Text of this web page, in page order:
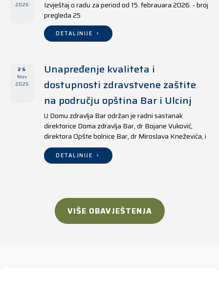
2026
Izvještaj o radu za period od 15. febrauara 2026. - broj
pregleda 25
DETALJNIJE
26
Nov
2025
Unapređenje kvaliteta i
dostupnosti zdravstvene zaštite
na području opština Bar i Ulcinj
U Domu zdravlja Bar održan je radni sastanak
direktorice Doma zdravlja Bar, dr Bojane Vuković,
direktora Opšte bolnice Bar, dr Miroslava Kneževića, i
direktora Doma zdravlja Ulcinj, Kreshnika Mustafe.
DETALJNIJE
VIŠE OBAVJEŠTENJA